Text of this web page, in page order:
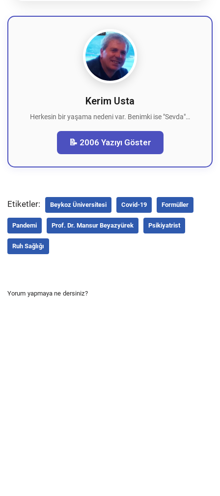
Kerim Usta
Herkesin bir yaşama nedeni var. Benimki ise "Sevda"…
📝 2006 Yazıyı Göster
Etiketler: Beykoz Üniversitesi Covid-19 Formüller
Pandemi Prof. Dr. Mansur Beyazyürek Psikiyatrist
Ruh Sağlığı
Yorum yapmaya ne dersiniz?